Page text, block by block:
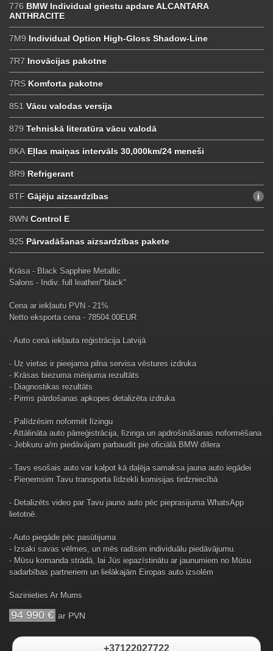
776 BMW Individual griestu apdare ALCANTARA
ANTHRACITE
7M9 Individual Option High-Gloss Shadow-Line
7R7 Inovācijas pakotne
7RS Komforta pakotne
851 Vācu valodas versija
879 Tehniskā literatūra vācu valodā
8KA Eļlas maiņas intervāls 30,000km/24 meneši
8R9 Refrigerant
8TF Gājēju aizsardzības
8WN Control E
925 Pārvadāšanas aizsardzības pakete
Krāsa - Black Sapphire Metallic
Salons - Indiv. full leather/"black"
Cena ar iekļautu PVN - 21%
Netto eksporta cena - 78504.00EUR
- Auto cenā iekļauta reģistrācija Latvijā
- Uz vietas ir pieejama pilna servisa vēstures izdruka
- Krāsas biezuma mērijuma rezultāts
- Diagnostikas rezultāts
- Pirms pārdošanas apkopes detalizēta izdruka
- Palīdzēsim noformēt līzingu
- Attālināta auto pārreģistrācija, līzinga un apdrošināšanas noformēšana
- Jebkuru a/m piedāvājam parbaudīt pie oficiālā BMW dīlera
- Tavs esošais auto var kalpot kā daļēja samaksa jauna auto iegādei
- Pieņemsim Tavu transporta līdzekli komisijas tirdzniecībā
- Detalizēts video par Tavu jauno auto pēc pieprasijuma WhatsApp
lietotnē.
- Auto piegāde pēc pasūtijuma
- Izsaki savas vēlmes, un mēs radīsim individuālu piedāvājumu.
- Mūsu komanda strādā, lai Jūs iepazīstinātu ar jaunumiem no Mūsu
sadarbības partneriem un lielākajām Eiropas auto izsolēm
Sazinieties Ar Mums
94 990 € ar PVN
+37122027722